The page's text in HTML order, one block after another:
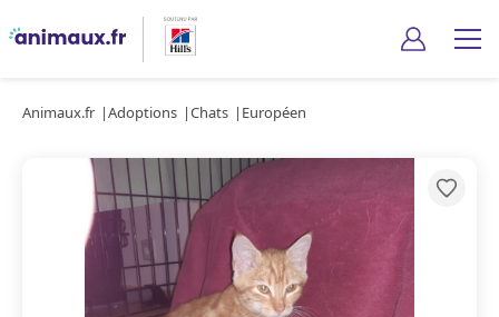
Animaux.fr Adoptions Chats Européen